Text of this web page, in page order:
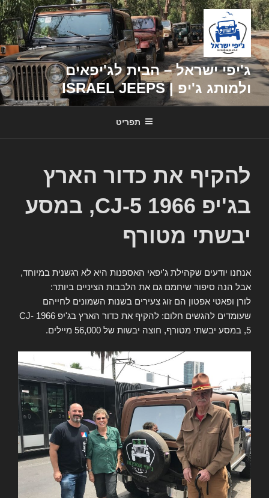
דילוג
לתוכן
ג'יפי ישראל – הבית לג'יפאים
ולמותג ג'יפ | ISRAEL JEEPS
תפריט
להקיף את כדור הארץ
בג'יפ 1966 CJ-5, במסע
יבשתי מטורף
אנחנו יודעים שקהילת ג'יפאי האספנות היא לא רגשנית במיוחד,
אבל הנה סיפור שיחמם גם את הלבבות הציניים ביותר:
לורן ופאטי אפטון הם זוג צעירים בשנות השמונים לחייהם
שעומדים להגשים חלום: להקיף את כדור הארץ בג'יפ 1966 CJ-
5, במסע יבשתי מטורף, חוצה יבשות של 56,000 מיילים.